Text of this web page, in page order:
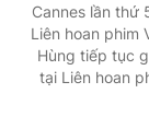
Cannes lần thứ
Liên hoan phim
Hùng tiếp tục
tại Liên hoan